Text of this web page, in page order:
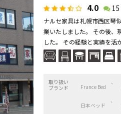
4.0 15
ナルセ家具は札幌市西区琴
業いたしました。 その後、
した。 その経験と実績を活
取り扱い
ブランド
France Bed
日本ベッド